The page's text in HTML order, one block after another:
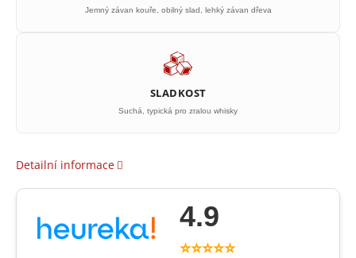
Jemný závan kouře, obilný slad, lehký závan dřeva
SLADKOST
Suchá, typická pro zralou whisky
Detailní informace
4.9
⭐⭐⭐⭐⭐